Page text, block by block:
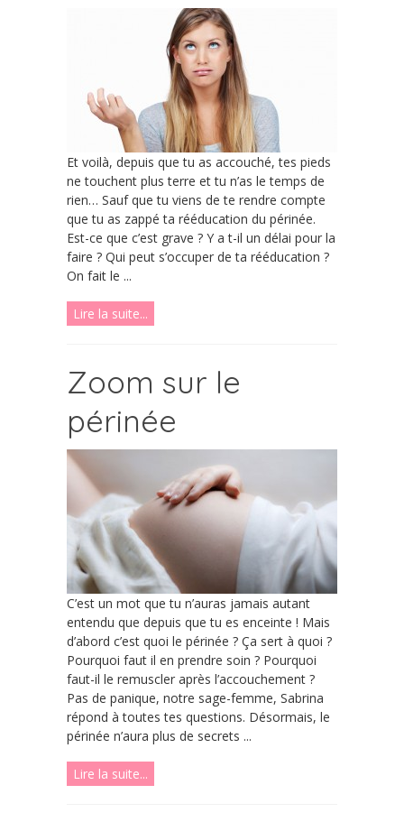
Et voilà, depuis que tu as accouché, tes pieds
ne touchent plus terre et tu n’as le temps de
rien… Sauf que tu viens de te rendre compte
que tu as zappé ta rééducation du périnée.
Est-ce que c’est grave ? Y a t-il un délai pour la
faire ? Qui peut s’occuper de ta rééducation ?
On fait le ...
Lire la suite...
Zoom sur le
périnée
C’est un mot que tu n’auras jamais autant
entendu que depuis que tu es enceinte ! Mais
d’abord c’est quoi le périnée ? Ça sert à quoi ?
Pourquoi faut il en prendre soin ? Pourquoi
faut-il le remuscler après l’accouchement ?
Pas de panique, notre sage-femme, Sabrina
répond à toutes tes questions. Désormais, le
périnée n’aura plus de secrets ...
Lire la suite...